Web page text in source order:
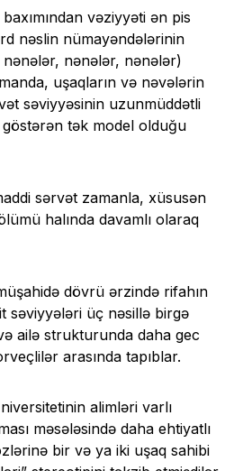
vəziyyəti ən pis
nəslin nümayəndələrinin
nənələr, nənələr)
uşaqların və nəvələrin
səviyyəsinin uzunmüddətli
göstərən tək model olduğu
sərvət zamanla, xüsusən
halında davamlı olaraq
dövrü ərzində rifahın
səviyyələri üç nəsillə birgə
ailə strukturunda daha gec
arasında tapıblar.
alimləri varlı
məsələsində daha ehtiyatlı
bir və ya iki uşaq sahibi